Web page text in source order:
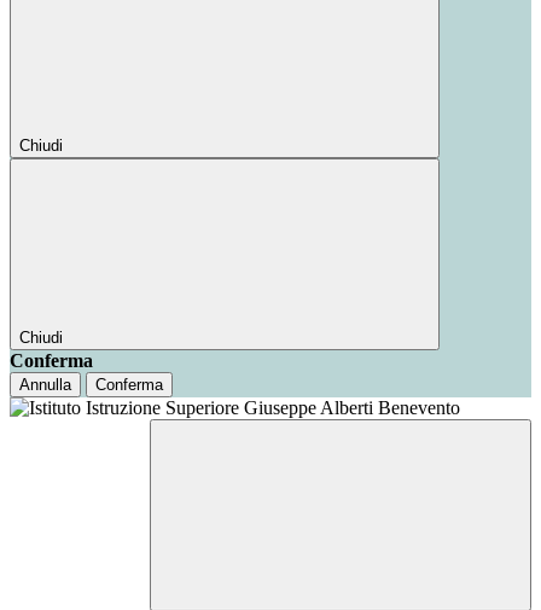
Chiudi
Chiudi
Conferma
Annulla Conferma